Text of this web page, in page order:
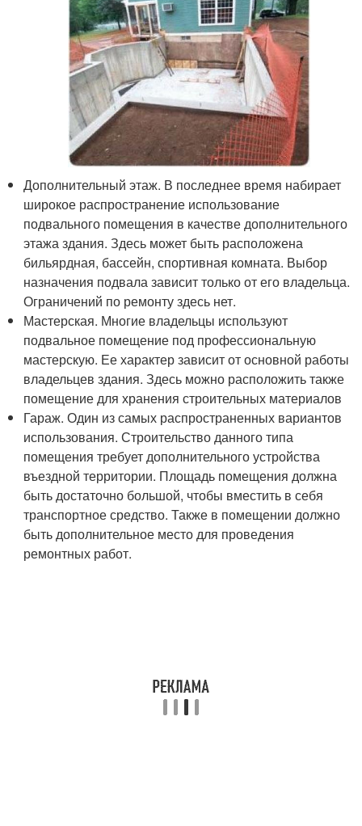
Дополнительный этаж. В последнее время набирает
широкое распространение использование
подвального помещения в качестве дополнительного
этажа здания. Здесь может быть расположена
бильярдная, бассейн, спортивная комната. Выбор
назначения подвала зависит только от его владельца.
Ограничений по ремонту здесь нет.
Мастерская. Многие владельцы используют
подвальное помещение под профессиональную
мастерскую. Ее характер зависит от основной работы
владельцев здания. Здесь можно расположить также
помещение для хранения строительных материалов
Гараж. Один из самых распространенных вариантов
использования. Строительство данного типа
помещения требует дополнительного устройства
въездной территории. Площадь помещения должна
быть достаточно большой, чтобы вместить в себя
транспортное средство. Также в помещении должно
быть дополнительное место для проведения
ремонтных работ.